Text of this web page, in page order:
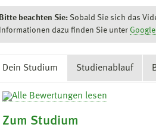
Bitte beachten Sie: Sobald Sie sich das
Informationen dazu finden Sie unter
Dein Studium Studienablauf
Zum Studium